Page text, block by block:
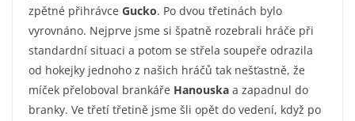
zpětné přihrávce Gucko. Po dvou třetinách bylo
vyrovnáno. Nejprve jsme si špatně rozebrali hráče při
standardní situaci a potom se střela soupeře odrazila
od hokejky jednoho z našich hráčů tak nešťastně, že
míček přeloboval brankáře Hanouska a zapadnul do
branky. Ve třetí třetině jsme šli opět do vedení, když po